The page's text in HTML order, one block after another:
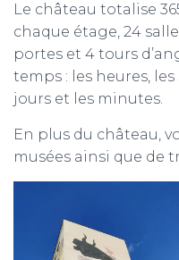
Le château totalise
chaque étage, 24
portes et 4 tours
temps : les heures,
jours et les minutes.
En plus du château,
musées ainsi que de